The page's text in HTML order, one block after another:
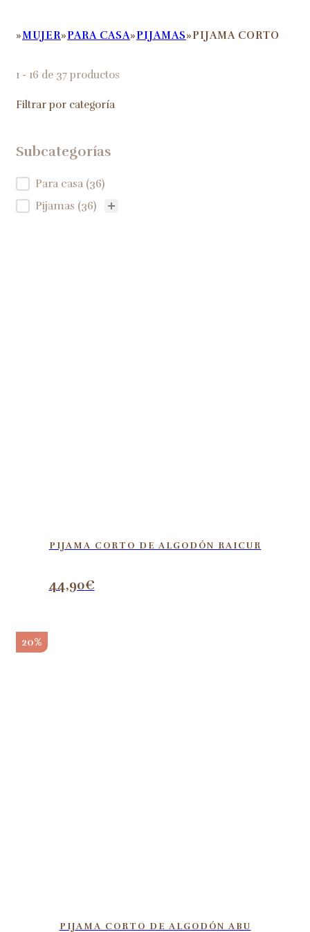
HOME
MUJER PARA CASA PIJAMAS PIJAMA CORTO
1 - 16 de 37 productos
Filtrar por categoría
Subcategorías
Subcategorías
Para casa (36)
Pijamas (36)
PIJAMA CORTO DE ALGODÓN RAICUR
44,90€
20%
PIJAMA CORTO DE ALGODÓN ABU